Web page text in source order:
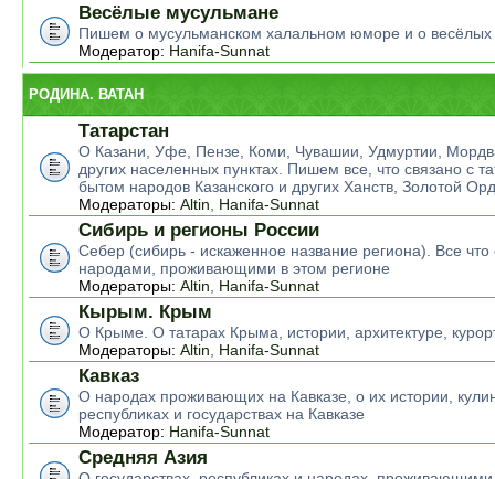
Весёлые мусульмане
Пишем о мусульманском халальном юморе и о весёлых
Модератор: Hanifa-Sunnat
РОДИНА. ВАТАН
Татарстан
О Казани, Уфе, Пензе, Коми, Чувашии, Удмуртии,
других населенных пунктах. Пишем все, что связано с
бытом народов Казанского и других Ханств, Золотой
Модераторы: Altin Hanifa-Sunnat
Сибирь и регионы России
Себер (сибирь - искаженное название региона). Все что
народами, проживающими в этом регионе
Модераторы: Altin Hanifa-Sunnat
Кырым. Крым
О Крыме. О татарах Крыма, истории, архитектуре,
Модераторы: Altin Hanifa-Sunnat
Кавказ
О народах проживающих на Кавказе, о их истории,
республиках и государствах на Кавказе
Модератор: Hanifa-Sunnat
Средняя Азия